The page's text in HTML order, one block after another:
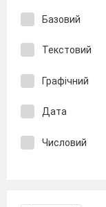
Базовий
Текстовий
Графічний
Дата
Числовий